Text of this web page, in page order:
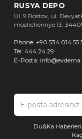
RUSYA DEPO
Ul. 9 Rostov, ul.
moshchennye 13,
Phone: +90 534 014 55
Tel: 444 24 29
E-Posta:
Du&Ka